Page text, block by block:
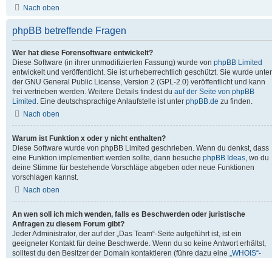
Nach oben
phpBB betreffende Fragen
Wer hat diese Forensoftware entwickelt?
Diese Software (in ihrer unmodifizierten Fassung) wurde von phpBB Limited
entwickelt und veröffentlicht. Sie ist urheberrechtlich geschützt. Sie wurde unter
der GNU General Public License, Version 2 (GPL-2.0) veröffentlicht und kann
frei vertrieben werden. Weitere Details findest du auf der Seite von phpBB
Limited . Eine deutschsprachige Anlaufstelle ist unter phpBB.de zu finden.
Nach oben
Warum ist Funktion x oder y nicht enthalten?
Diese Software wurde von phpBB Limited geschrieben. Wenn du denkst, dass
eine Funktion implementiert werden sollte, dann besuche phpBB Ideas, wo du
deine Stimme für bestehende Vorschläge abgeben oder neue Funktionen
vorschlagen kannst.
Nach oben
An wen soll ich mich wenden, falls es Beschwerden oder juristische
Anfragen zu diesem Forum gibt?
Jeder Administrator, der auf der „Das Team“-Seite aufgeführt ist, ist ein
geeigneter Kontakt für deine Beschwerde. Wenn du so keine Antwort erhältst,
solltest du den Besitzer der Domain kontaktieren (führe dazu eine „WHOIS“-